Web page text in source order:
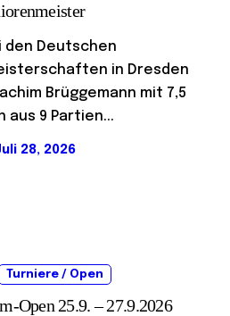
den Deutschen
in Dresden
Brüggemann mit 7,5
aus 9 Partien...
28, 2026
Turniere / Open
Open 25.9. – 27.9.2026